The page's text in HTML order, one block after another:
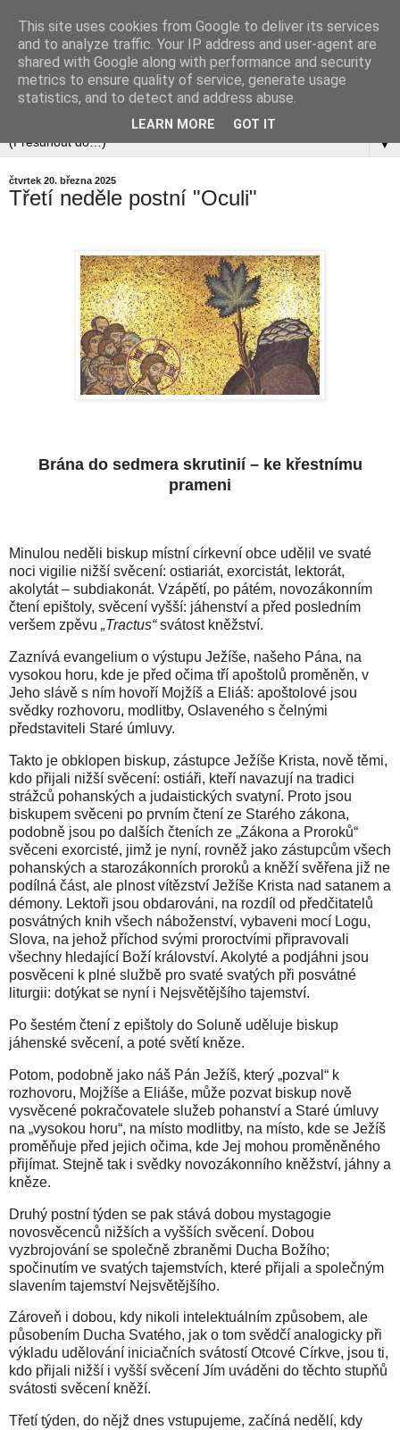
▼
čtvrtek 20. března 2025
Třetí neděle postní "Oculi"
Brána do sedmera skrutinií – ke křestnímu
prameni
Minulou neděli biskup místní církevní obce udělil ve svaté
noci vigilie nižší svěcení: ostiariát, exorcistát, lektorát,
akolytát – subdiakonát. Vzápětí, po pátém, novozákonním
čtení epištoly, svěcení vyšší: jáhenství a před posledním
veršem zpěvu „Tractus“svátost kněžství.
Zaznívá evangelium o výstupu Ježíše, našeho Pána, na
vysokou horu, kde je před očima tří apoštolů proměněn, v
Jeho slávě s ním hovoří Mojžíš a Eliáš: apoštolové jsou
svědky rozhovoru, modlitby, Oslaveného s čelnými
představiteli Staré úmluvy.
Takto je obklopen biskup, zástupce Ježíše Krista, nově těmi,
kdo přijali nižší svěcení: ostiáři, kteří navazují na tradici
strážců pohanských a judaistických svatyní. Proto jsou
biskupem svěceni po prvním čtení ze Starého zákona,
podobně jsou po dalších čteních ze „Zákona a Proroků“
svěceni exorcisté, jimž je nyní, rovněž jako zástupcům všech
pohanských a starozákonních proroků a kněží svěřena již ne
podílná část, ale plnost vítězství Ježíše Krista nad satanem a
démony. Lektoři jsou obdarováni, na rozdíl od předčitatelů
posvátných knih všech náboženství, vybaveni mocí Logu,
Slova, na jehož příchod svými proroctvími připravovali
všechny hledající Boží království. Akolyté a podjáhni jsou
posvěceni k plné službě pro svaté svatých při posvátné
liturgii: dotýkat se nyní i Nejsvětějšího tajemství.
Po šestém čtení z epištoly do Soluně uděluje biskup
jáhenské svěcení, a poté světí kněze.
Potom, podobně jako náš Pán Ježíš, který „pozval“ k
rozhovoru, Mojžíše a Eliáše, může pozvat biskup nově
vysvěcené pokračovatele služeb pohanství a Staré úmluvy
na „vysokou horu“, na místo modlitby, na místo, kde se Ježíš
proměňuje před jejich očima, kde Jej mohou proměněného
přijímat. Stejně tak i svědky novozákonního kněžství, jáhny a
kněze.
Druhý postní týden se pak stává dobou mystagogie
novosvěcenců nižších a vyšších svěcení. Dobou
vyzbrojování se společně zbraněmi Ducha Božího;
spočinutím ve svatých tajemstvích, které přijali a společným
slavením tajemství Nejsvětějšího.
Zároveň i dobou, kdy nikoli intelektuálním způsobem, ale
působením Ducha Svatého, jak o tom svědčí analogicky při
výkladu udělování iniciačních svátostí Otcové Církve, jsou ti,
kdo přijali nižší i vyšší svěcení Jím uváděni do těchto stupňů
svátosti svěcení kněží.
Třetí týden, do nějž dnes vstupujeme, začíná nedělí, kdy
This site uses cookies from Google to deliver its services
and to analyze traffic. Your IP address and user-agent are
shared with Google along with performance and security
metrics to ensure quality of service, generate usage
statistics, and to detect and address abuse.
LEARN MORE GOT IT